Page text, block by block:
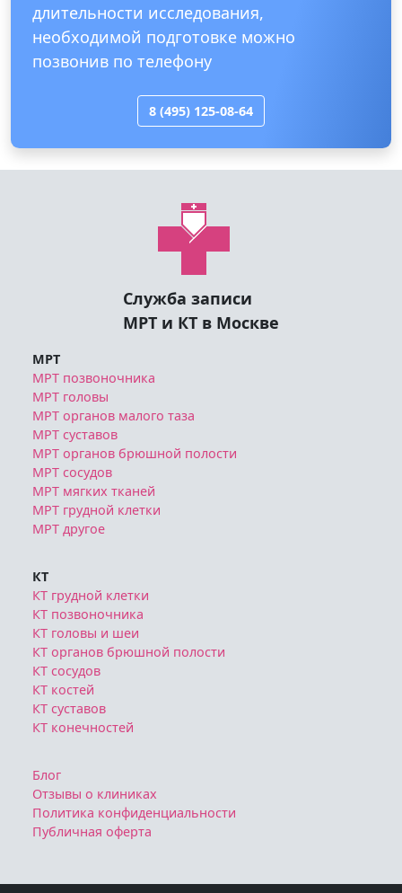
длительности исследования,
необходимой подготовке можно
позвонив по телефону
8 (495) 125-08-64
Служба записи
МРТ и КТ в Москве
МРТ
МРТ позвоночника
МРТ головы
МРТ органов малого таза
МРТ суставов
МРТ органов брюшной полости
МРТ сосудов
МРТ мягких тканей
МРТ грудной клетки
МРТ другое
КТ
КТ грудной клетки
КТ позвоночника
КТ головы и шеи
КТ органов брюшной полости
КТ сосудов
КТ костей
КТ суставов
КТ конечностей
Блог
Отзывы о клиниках
Политика конфиденциальности
Публичная оферта